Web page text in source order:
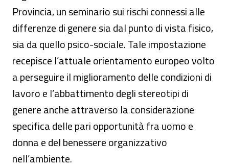
Provincia, un seminario sui rischi connessi alle
differenze di genere sia dal punto di vista fisico,
sia da quello psico-sociale. Tale impostazione
recepisce l’attuale orientamento europeo volto
a perseguire il miglioramento delle condizioni di
lavoro e l’abbattimento degli stereotipi di
genere anche attraverso la considerazione
specifica delle pari opportunità fra uomo e
donna e del benessere organizzativo
nell’ambiente.